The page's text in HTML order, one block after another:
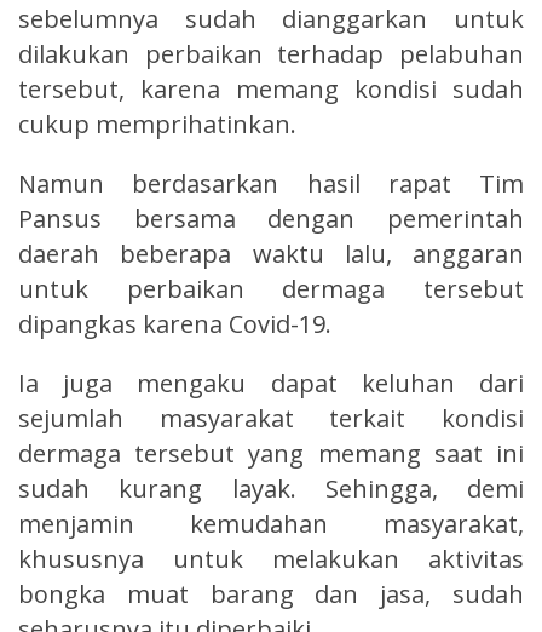
sebelumnya sudah dianggarkan untuk
dilakukan perbaikan terhadap pelabuhan
tersebut, karena memang kondisi sudah
cukup memprihatinkan.
Namun berdasarkan hasil rapat Tim
Pansus bersama dengan pemerintah
daerah beberapa waktu lalu, anggaran
untuk perbaikan dermaga tersebut
dipangkas karena Covid-19.
Ia juga mengaku dapat keluhan dari
sejumlah masyarakat terkait kondisi
dermaga tersebut yang memang saat ini
sudah kurang layak. Sehingga, demi
menjamin kemudahan masyarakat,
khususnya untuk melakukan aktivitas
bongka muat barang dan jasa, sudah